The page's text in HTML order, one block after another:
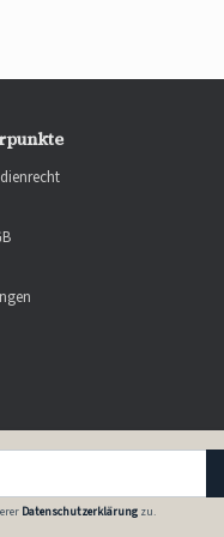
Datenschutzerklärung zu.